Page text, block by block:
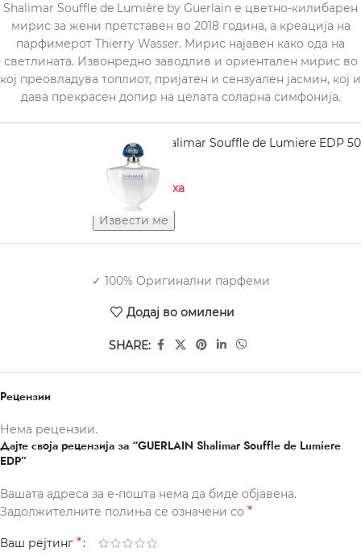
Shalimar Souffle de Lumière by Guerlain е цветнo-килибарен
мирис за жени претставен во 2018 година, а креација на
парфимерот Thierry Wasser. Мирис најавен како ода на
светлината. Извонредно заводлив и ориентален мирис во
кој преовладува топлиот, пријатен и сензуален јасмин, кој и
дава прекрасен допир на целата соларна симфонија.
GUERLAIN Shalimar Souffle de Lumiere EDP 50
Нема на залиха
✓ 100% Оригинални парфеми
Додај во омилени
SHARE:
Рецензии
Нема рецензии.
Дајте своја рецензија за “GUERLAIN Shalimar Souffle de Lumiere
EDP”
Вашата адреса за е-пошта нема да биде објавена.
Задолжителните полиња се означени со *
Ваш рејтинг *